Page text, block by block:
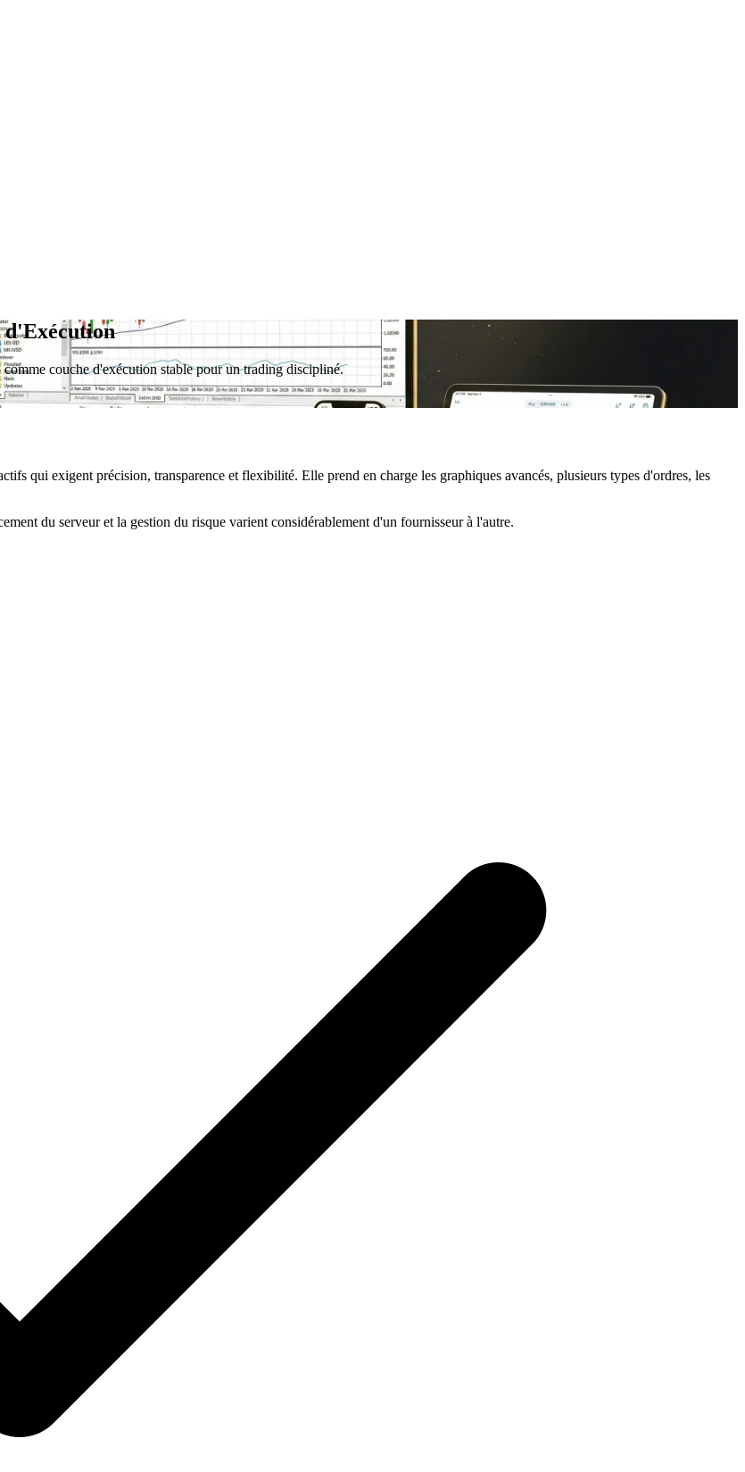
d'Exécution
couche d'exécution stable pour un trading discipliné.
qui exigent précision, transparence et flexibilité. Elle prend en charge les graphiques avancés, plusieurs types d'ordres, les
du serveur et la gestion du risque varient considérablement d'un fournisseur à l'autre.